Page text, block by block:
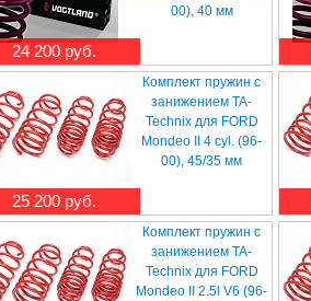
24 200 руб.
00), 40 мм
25 200 руб.
Комплект пружин с
занижением TA-
Technix для FORD
Mondeo II 4 cyl. (96-
00), 45/35 мм
Комплект пружин с
занижением TA-
Technix для FORD
Mondeo II 2.5l V6 (96-